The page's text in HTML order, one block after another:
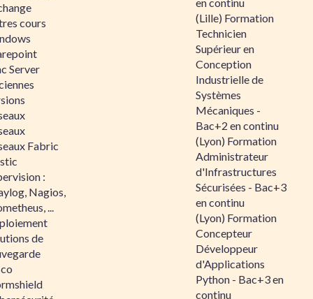
cours
Server
Fabric
:
Nagios,
...
de
(Lille) Formation
Technicien
Supérieur en
Conception
Industrielle de
Systèmes
Mécaniques -
Bac+2 en continu
(Lyon) Formation
Administrateur
d'Infrastructures
Sécurisées - Bac+3
en continu
(Lyon) Formation
Concepteur
Développeur
d'Applications
Python - Bac+3 en
continu